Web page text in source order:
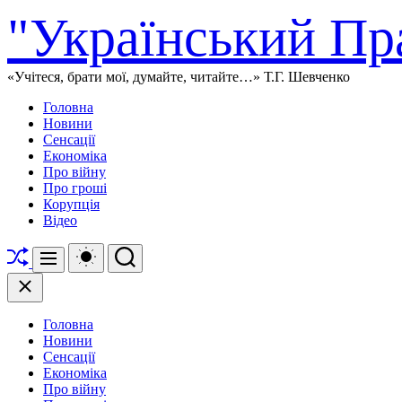
до
вмісту
"Український
«Учітеся, брати мої, думайте, читайте…» Т.Г. Шевченко
Головна
Новини
Сенсації
Економіка
Про війну
Про гроші
Корупція
Відео
Перетасувати
Меню
Перемикач
кольорового
Пошук
Закрити
Головна
Новини
Сенсації
Економіка
Про війну